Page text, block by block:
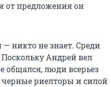
от предложения он
— никто не знает. Среди
Андрей вел
общался, люди всерьез
черные риелторы и силой